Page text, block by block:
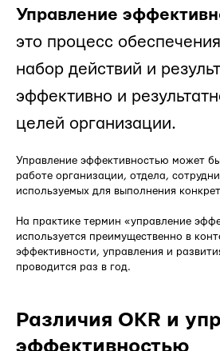
Управление
это процесс
набор действий и
эффективно и
целей организации.
Управление эффективностью может
работе организации, отдела,
используемых для выполнения
На практике термин «управление
используется преимущественно в
эффективности, управления и
проводится раз в год.
Различия OKR и
эффективностью